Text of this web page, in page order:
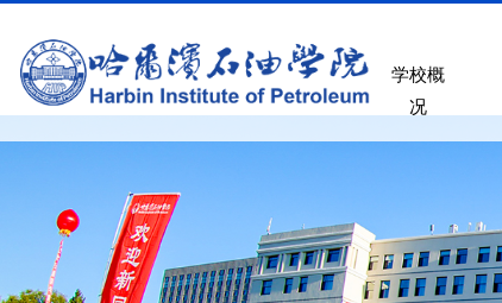
学校概
况